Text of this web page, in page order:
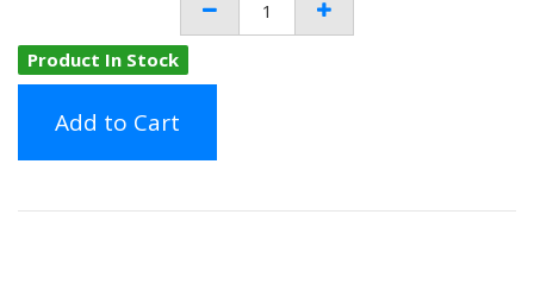
Product In Stock
Add to Cart